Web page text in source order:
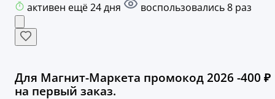
активен ещё 24 дня
воспользовались 8 раз
Для Магнит-Маркета промокод 2026 -400 ₽
на первый заказ.